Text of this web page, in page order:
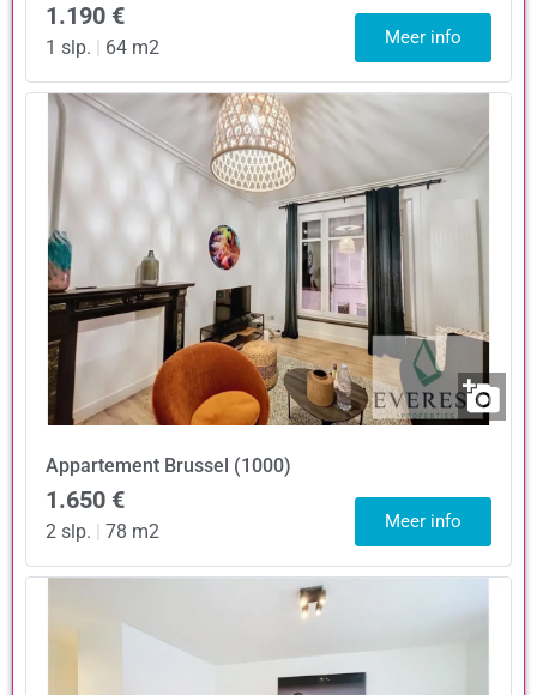
1.190 €
1 slp. 64 m2 Meer info
Appartement Brussel (1000)
1.650 €
2 slp. | 78 m2 Meer info